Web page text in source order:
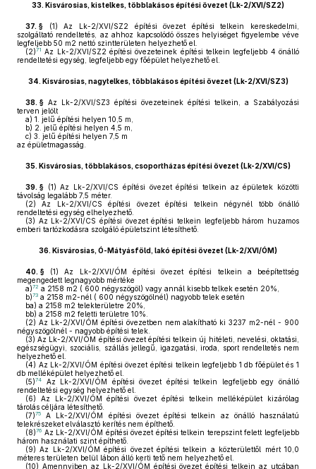
33. Kisvárosias, kistelkes, többlakásos építési övezet (Lk-2/XVI/SZ2)
37. § (1) Az Lk-2/XVI/SZ2 építési övezet építési telkein kereskedelmi,
szolgáltató rendeltetés, az ahhoz kapcsolódó összes helyiséget figyelembe véve
legfeljebb 50 m2 nettó szintterületen helyezhető el.
(2)71 Az Lk-2/XVI/SZ2 építési övezeteinek építési telkein legfeljebb 4 önálló
rendeltetési egység, legfeljebb egy főépület helyezhető el.
34. Kisvárosias, nagytelkes, többlakásos építési övezet (Lk-2/XVI/SZ3)
38. § Az Lk-2/XVI/SZ3 építési övezeteinek építési telkein, a Szabályozási
terven jelölt
a) 1. jelű építési helyen 10,5 m,
b) 2. jelű építési helyen 4,5 m,
c) 3. jelű építési helyen 7,5 m
az épületmagasság.
35. Kisvárosias, többlakásos, csoportházas építési övezet (Lk-2/XVI/CS)
39. § (1) Az Lk-2/XVI/CS építési övezet építési telkein az épületek közötti
távolság legalább 7,5 méter.
(2) Az Lk-2/XVI/CS építési övezet építési telkein négynél több önálló
rendeltetési egység elhelyezhető.
(3) Az Lk-2/XVI/CS építési övezet építési telkein legfeljebb három huzamos
emberi tartózkodásra szolgáló épületszint létesíthető.
36. Kisvárosias, Ó-Mátyásföld, lakó építési övezet (Lk-2/XVI/ÓM)
40. § (1)
Az Lk-2/XVI/ÓM építési övezet építési telkein a beépítettség
megengedett legnagyobb mértéke
a)72 a 2158 m2 ( 600 négyszögöl) vagy annál kisebb telkek esetén 20%,
b)73 a 2158 m2-nél ( 600 négyszögölnél) nagyobb telek esetén
ba) a 2158 m2 telekterületre 20%,
bb) a 2158 m2 feletti területre 10%.
(2) Az Lk-2/XVI/ÓM építési övezetben nem alakítható ki 3237 m2-nél - 900
négyszögölnél - nagyobb építési telek.
(3) Az Lk-2/XVI/ÓM építési övezet építési telkein új hitéleti, nevelési, oktatási,
egészségügyi, szociális, szállás jellegű, igazgatási, iroda, sport rendeltetés nem
helyezhető el.
(4) Az Lk-2/XVI/ÓM építési övezet építési telkein legfeljebb 1 db főépület és 1
db melléképület helyezhető el.
(5)74
Az Lk-2/XVI/ÓM építési övezet építési telkein legfeljebb egy önálló
rendeltetési egység helyezhető el.
(6) Az Lk-2/XVI/ÓM építési övezet építési telkein melléképület kizárólag
tárolás céljára létesíthető.
(7)75
A Lk-2/XVI/ÓM építési övezet építési telkein az önálló használatú
telekrészeket elválasztó kerítés nem építhető.
(8)76 Az Lk-2/XVI/ÓM építési övezet építési telkein terepszint felett legfeljebb
három használati szint építhető.
(9) Az Lk-2/XVI/ÓM építési övezet építési telkein a közterülettől mért 10,0
méteres területen belül lábon álló kerti tető nem helyezhető el.
(10) Amennyiben az Lk-2/XVI/ÓM építési övezet építési telkein az utcában